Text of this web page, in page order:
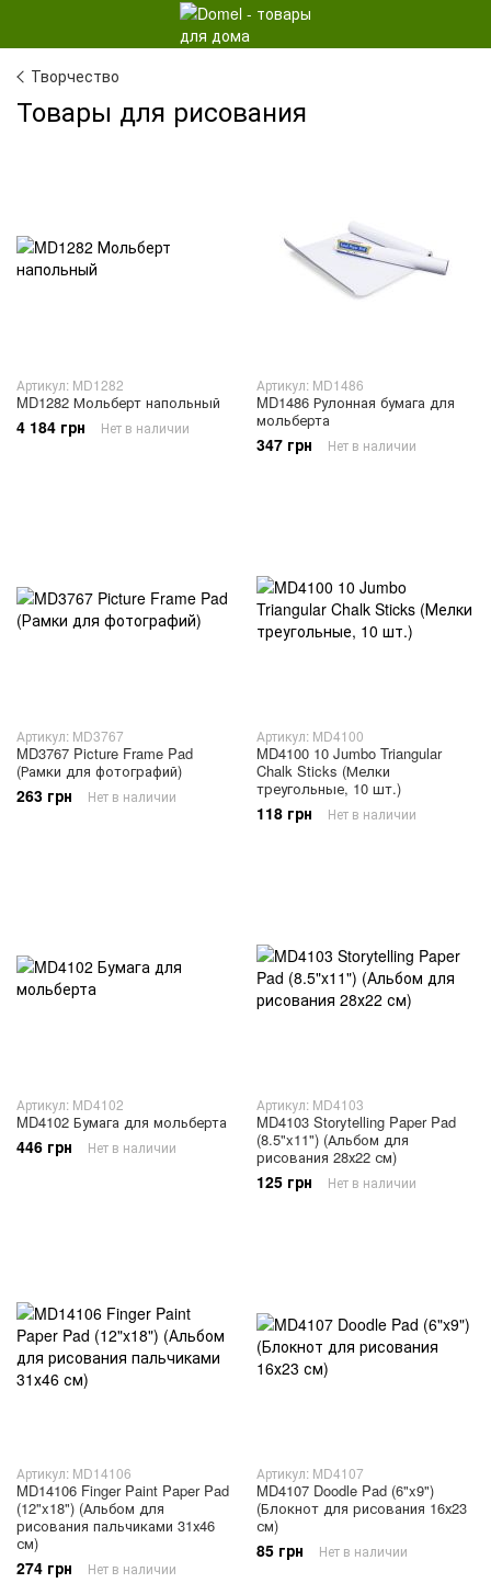
Творчество
Товары для рисования
Артикул: MD1282
MD1282 Мольберт напольный
4 184 грн Нет в наличии
Артикул: MD1486
MD1486 Рулонная бумага для
мольберта
347 грн Нет в наличии
Артикул: MD3767
MD3767 Picture Frame Pad
(Рамки для фотографий)
263 грн Нет в наличии
Артикул: MD4100
MD4100 10 Jumbo Triangular
Chalk Sticks (Мелки
треугольные, 10 шт.)
118 грн Нет в наличии
Артикул: MD4102
MD4102 Бумага для мольберта
446 грн Нет в наличии
Артикул: MD4103
MD4103 Storytelling Paper Pad
(8.5"x11") (Альбом для
рисования 28х22 см)
125 грн Нет в наличии
Артикул: MD14106
MD14106 Finger Paint Paper Pad
(12"x18") (Альбом для
рисования пальчиками 31х46
см)
274 грн Нет в наличии
Артикул: MD4107
MD4107 Doodle Pad (6"x9")
(Блокнот для рисования 16х23
см)
85 грн Нет в наличии